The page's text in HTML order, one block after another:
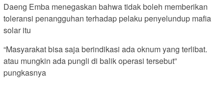
Daeng Emba menegaskan bahwa tidak boleh memberikan
toleransi penangguhan terhadap pelaku penyelundup mafia
solar itu
“Masyarakat bisa saja berindikasi ada oknum yang terlibat.
atau mungkin ada pungli di balik operasi tersebut”
pungkasnya